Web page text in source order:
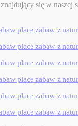
się w naszej